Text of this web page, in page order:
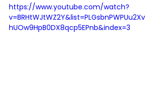
https://www.youtube.com/watch?
v=BRHtWJtWZ2Y&list=PLGsbnPWPUu2Xv
hUOw9HpB0DX8qcp5EPnb&index=3